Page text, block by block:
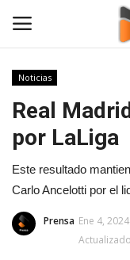
Noticias
Contáctenos
TV en Vivo
En Vivo
Noticias
Real
por LaLiga
Este resultado
Carlo Ancelotti por el
Prensa Ene 4,